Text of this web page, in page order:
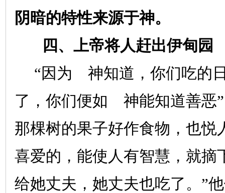
阴暗的特性来源于神。
四、上帝将人赶出伊甸园
“因为 神知道，你们吃的
了，你们便如 神能知道善恶”
那棵树的果子好作食物，也悦
喜爱的，能使人有智慧，就摘
给她丈夫，她丈夫也吃了。”